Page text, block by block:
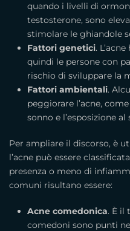
quando i livelli di
testosterone, sono
stimolare le ghiandole
Fattori genetici.
quindi le persone con
rischio di sviluppare la
Fattori ambientali.
peggiorare l’acne,
sonno e l’esposizione al
Per ampliare il discorso, è
l’acne può essere
presenza o meno di
comuni risultano essere:
Acne comedonica. È il
comedoni sono punti